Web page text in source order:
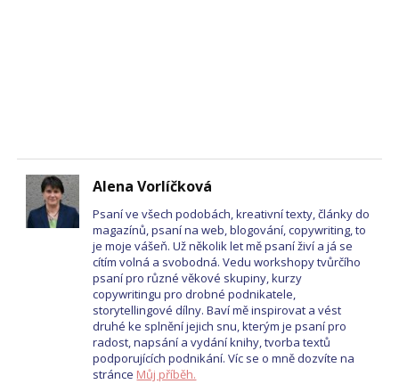
Alena Vorlíčková
Psaní ve všech podobách, kreativní texty, články do
magazínů, psaní na web, blogování, copywriting, to
je moje vášeň. Už několik let mě psaní živí a já se
cítím volná a svobodná. Vedu workshopy tvůrčího
psaní pro různé věkové skupiny, kurzy
copywritingu pro drobné podnikatele,
storytellingové dílny. Baví mě inspirovat a vést
druhé ke splnění jejich snu, kterým je psaní pro
radost, napsání a vydání knihy, tvorba textů
podporujících podnikání. Víc se o mně dozvíte na
stránce Můj příběh.